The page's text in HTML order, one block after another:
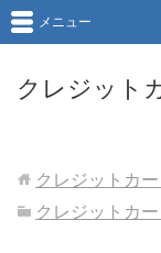
クレジット
メニュー
クレジットカ
クレジットカ